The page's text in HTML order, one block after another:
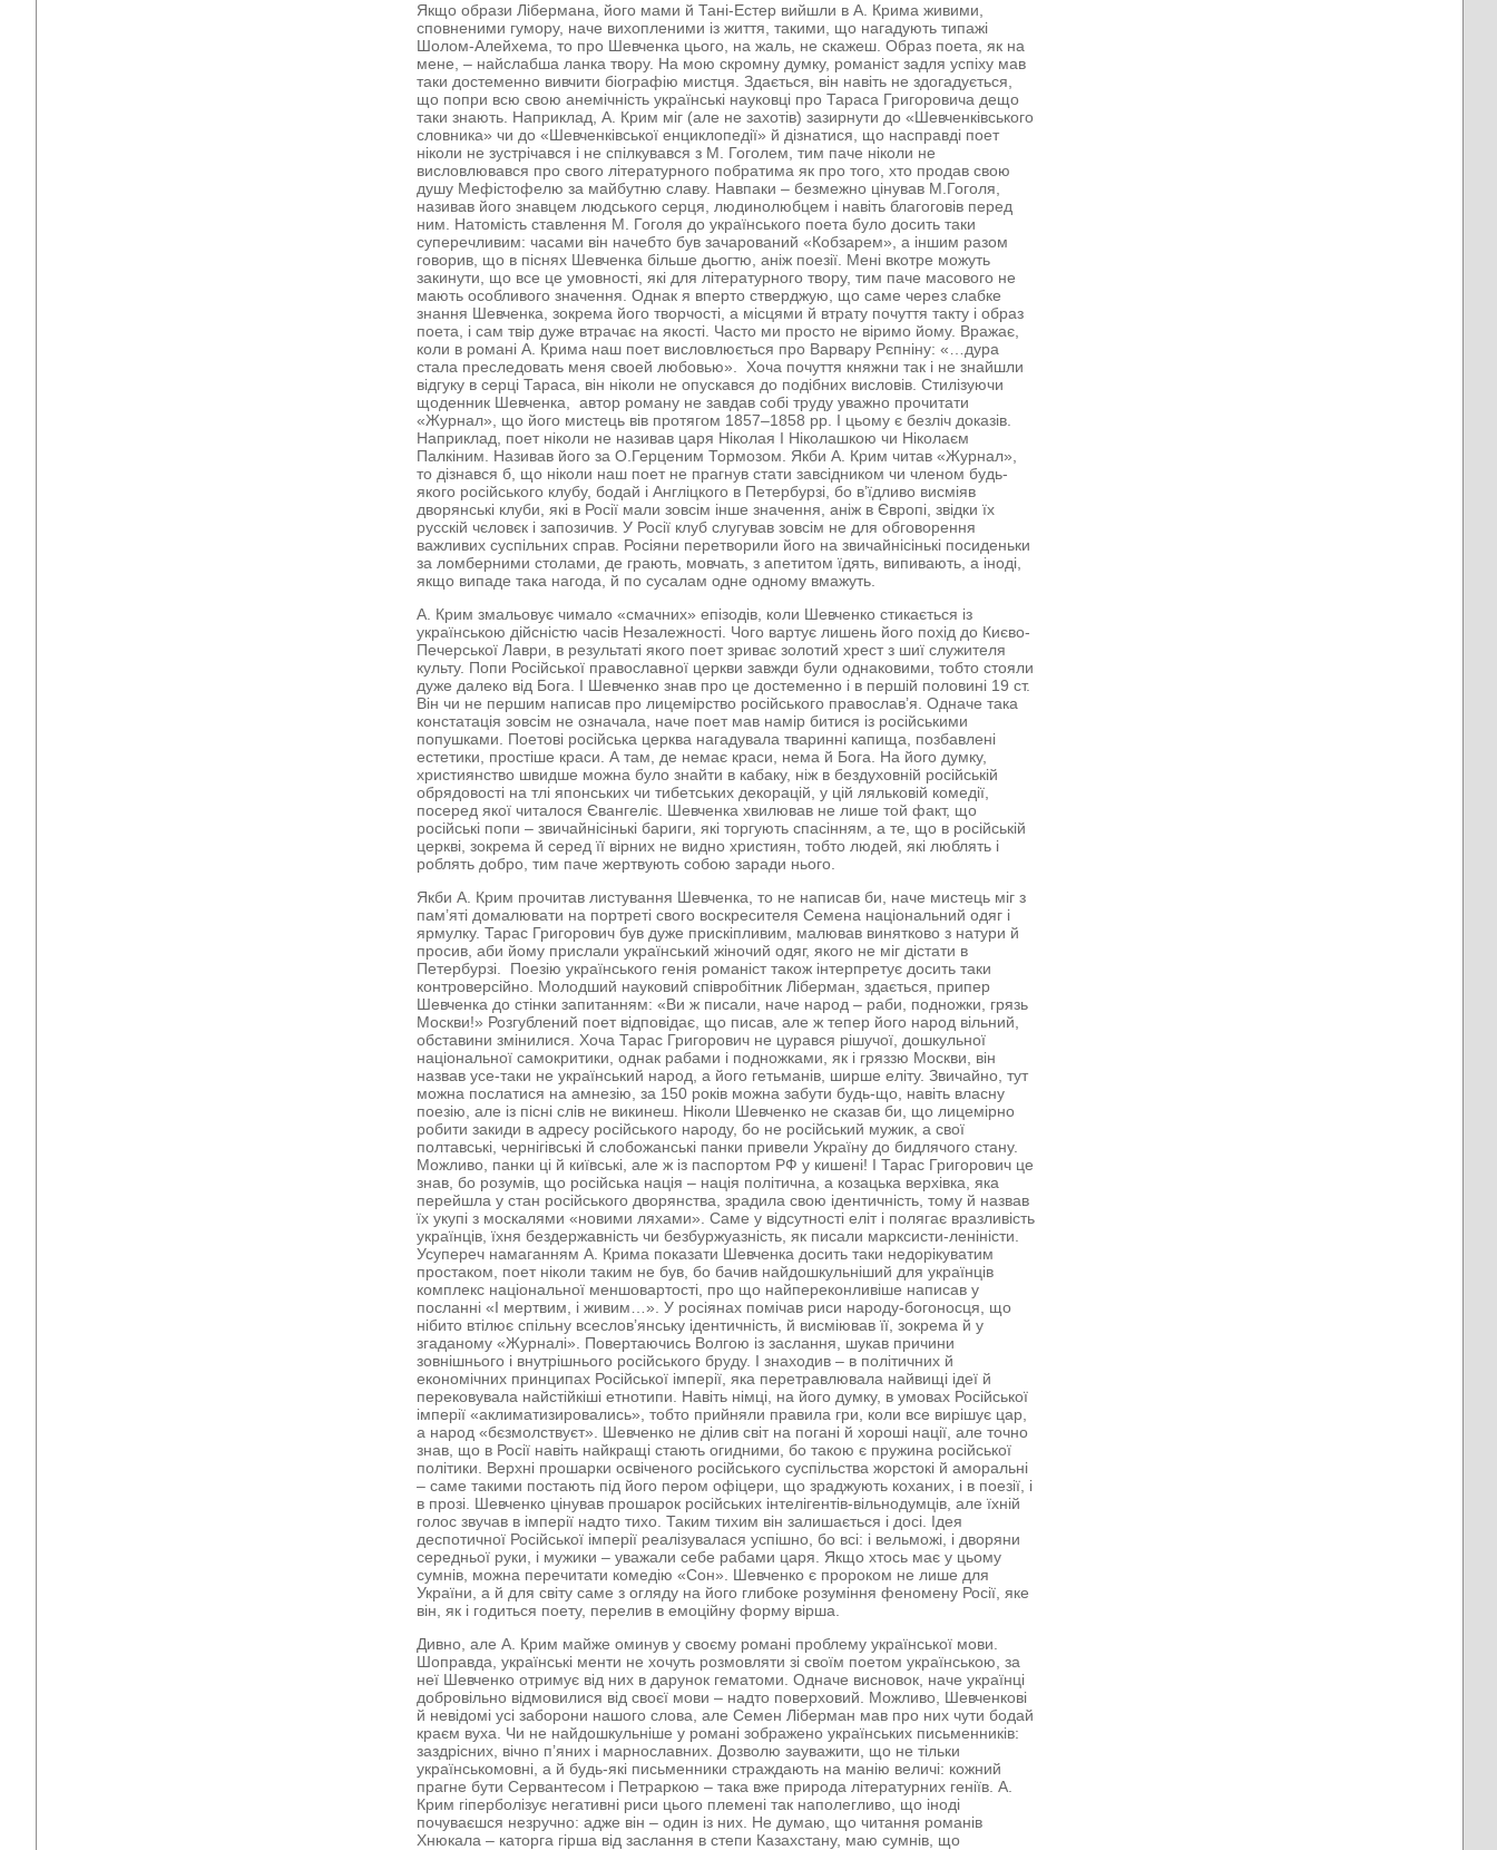
Якщо образи Лібермана, його мами й Тані-Естер вийшли в А. Крима живими,
сповненими гумору, наче вихопленими із життя, такими, що нагадують типажі
Шолом-Алейхема, то про Шевченка цього, на жаль, не скажеш. Образ поета, як на
мене, – найслабша ланка твору. На мою скромну думку, романіст задля успіху мав
таки достеменно вивчити біографію мистця. Здається, він навіть не здогадується,
що попри всю свою анемічність українські науковці про Тараса Григоровича дещо
таки знають. Наприклад, А. Крим міг (але не захотів) зазирнути до «Шевченківського
словника» чи до «Шевченківської енциклопедії» й дізнатися, що насправді поет
ніколи не зустрічався і не спілкувався з М. Гоголем, тим паче ніколи не
висловлювався про свого літературного побратима як про того, хто продав свою
душу Мефістофелю за майбутню славу. Навпаки – безмежно цінував М.Гоголя,
називав його знавцем людського серця, людинолюбцем і навіть благоговів перед
ним. Натомість ставлення М. Гоголя до українського поета було досить таки
суперечливим: часами він начебто був зачарований «Кобзарем», а іншим разом
говорив, що в піснях Шевченка більше дьогтю, аніж поезії. Мені вкотре можуть
закинути, що все це умовності, які для літературного твору, тим паче масового не
мають особливого значення. Однак я вперто стверджую, що саме через слабке
знання Шевченка, зокрема його творчості, а місцями й втрату почуття такту і образ
поета, і сам твір дуже втрачає на якості. Часто ми просто не віримо йому. Вражає,
коли в романі А. Крима наш поет висловлюється про Варвару Рєпніну: «…дура
стала преследовать меня своей любовью». Хоча почуття княжни так і не знайшли
відгуку в серці Тараса, він ніколи не опускався до подібних висловів. Стилізуючи
щоденник Шевченка, автор роману не завдав собі труду уважно прочитати
«Журнал», що його мистець вів протягом 1857–1858 рр. І цьому є безліч доказів.
Наприклад, поет ніколи не називав царя Ніколая І Ніколашкою чи Ніколаєм
Палкіним. Називав його за О.Герценим Тормозом. Якби А. Крим читав «Журнал»,
то дізнався б, що ніколи наш поет не прагнув стати завсідником чи членом будь-
якого російського клубу, бодай і Англіцкого в Петербурзі, бо в’їдливо висміяв
дворянські клуби, які в Росії мали зовсім інше значення, аніж в Європі, звідки їх
русскій чєловєк і запозичив. У Росії клуб слугував зовсім не для обговорення
важливих суспільних справ. Росіяни перетворили його на звичайнісінькі посиденьки
за ломберними столами, де грають, мовчать, з апетитом їдять, випивають, а іноді,
якщо випаде така нагода, й по сусалам одне одному вмажуть.
А. Крим змальовує чимало «смачних» епізодів, коли Шевченко стикається із
українською дійсністю часів Незалежності. Чого вартує лишень його похід до Києво-
Печерської Лаври, в результаті якого поет зриває золотий хрест з шиї служителя
культу. Попи Російської православної церкви завжди були однаковими, тобто стояли
дуже далеко від Бога. І Шевченко знав про це достеменно і в першій половині 19 ст.
Він чи не першим написав про лицемірство російського православ’я. Одначе така
констатація зовсім не означала, наче поет мав намір битися із російськими
попушками. Поетові російська церква нагадувала тваринні капища, позбавлені
естетики, простіше краси. А там, де немає краси, нема й Бога. На його думку,
християнство швидше можна було знайти в кабаку, ніж в бездуховній російській
обрядовості на тлі японських чи тибетських декорацій, у цій ляльковій комедії,
посеред якої читалося Євангеліє. Шевченка хвилював не лише той факт, що
російські попи – звичайнісінькі бариги, які торгують спасінням, а те, що в російській
церкві, зокрема й серед її вірних не видно християн, тобто людей, які люблять і
роблять добро, тим паче жертвують собою заради нього.
Якби А. Крим прочитав листування Шевченка, то не написав би, наче мистець міг з
пам’яті домалювати на портреті свого воскресителя Семена національний одяг і
ярмулку. Тарас Григорович був дуже прискіпливим, малював винятково з натури й
просив, аби йому прислали український жіночий одяг, якого не міг дістати в
Петербурзі. Поезію українського генія романіст також інтерпретує досить таки
контроверсійно. Молодший науковий співробітник Ліберман, здається, припер
Шевченка до стінки запитанням: «Ви ж писали, наче народ – раби, подножки, грязь
Москви!» Розгублений поет відповідає, що писав, але ж тепер його народ вільний,
обставини змінилися. Хоча Тарас Григорович не цурався рішучої, дошкульної
національної самокритики, однак рабами і подножками, як і гряззю Москви, він
назвав усе-таки не український народ, а його гетьманів, ширше еліту. Звичайно, тут
можна послатися на амнезію, за 150 років можна забути будь-що, навіть власну
поезію, але із пісні слів не викинеш. Ніколи Шевченко не сказав би, що лицемірно
робити закиди в адресу російського народу, бо не російський мужик, а свої
полтавські, чернігівські й слобожанські панки привели Україну до бидлячого стану.
Можливо, панки ці й київські, але ж із паспортом РФ у кишені! І Тарас Григорович це
знав, бо розумів, що російська нація – нація політична, а козацька верхівка, яка
перейшла у стан російського дворянства, зрадила свою ідентичність, тому й назвав
їх укупі з москалями «новими ляхами». Саме у відсутності еліт і полягає вразливість
українців, їхня бездержавність чи безбуржуазність, як писали марксисти-леніністи.
Усупереч намаганням А. Крима показати Шевченка досить таки недорікуватим
простаком, поет ніколи таким не був, бо бачив найдошкульніший для українців
комплекс національної меншовартості, про що найпереконливіше написав у
посланні «І мертвим, і живим…». У росіянах помічав риси народу-богоносця, що
нібито втілює спільну всеслов’янську ідентичність, й висміював її, зокрема й у
згаданому «Журналі». Повертаючись Волгою із заслання, шукав причини
зовнішнього і внутрішнього російського бруду. І знаходив – в політичних й
економічних принципах Російської імперії, яка перетравлювала найвищі ідеї й
перековувала найстійкіші етнотипи. Навіть німці, на його думку, в умовах Російської
імперії «аклиматизировались», тобто прийняли правила гри, коли все вирішує цар,
а народ «бєзмолствуєт». Шевченко не ділив світ на погані й хороші нації, але точно
знав, що в Росії навіть найкращі стають огидними, бо такою є пружина російської
політики. Верхні прошарки освіченого російського суспільства жорстокі й аморальні
– саме такими постають під його пером офіцери, що зраджують коханих, і в поезії, і
в прозі. Шевченко цінував прошарок російських інтелігентів-вільнодумців, але їхній
голос звучав в імперії надто тихо. Таким тихим він залишається і досі. Ідея
деспотичної Російської імперії реалізувалася успішно, бо всі: і вельможі, і дворяни
середньої руки, і мужики – уважали себе рабами царя. Якщо хтось має у цьому
сумнів, можна перечитати комедію «Сон». Шевченко є пророком не лише для
України, а й для світу саме з огляду на його глибоке розуміння феномену Росії, яке
він, як і годиться поету, перелив в емоційну форму вірша.
Дивно, але А. Крим майже оминув у своєму романі проблему української мови.
Шоправда, українські менти не хочуть розмовляти зі своїм поетом українською, за
неї Шевченко отримує від них в дарунок гематоми. Одначе висновок, наче українці
добровільно відмовилися від своєї мови – надто поверховий. Можливо, Шевченкові
й невідомі усі заборони нашого слова, але Семен Ліберман мав про них чути бодай
краєм вуха. Чи не найдошкульніше у романі зображено українських письменників:
заздрісних, вічно п’яних і марнославних. Дозволю зауважити, що не тільки
українськомовні, а й будь-які письменники страждають на манію величі: кожний
прагне бути Сервантесом і Петраркою – така вже природа літературних геніїв. А.
Крим гіперболізує негативні риси цього племені так наполегливо, що іноді
почуваєшся незручно: адже він – один із них. Не думаю, що читання романів
Хнюкала – каторга гірша від заслання в степи Казахстану, маю сумнів, що